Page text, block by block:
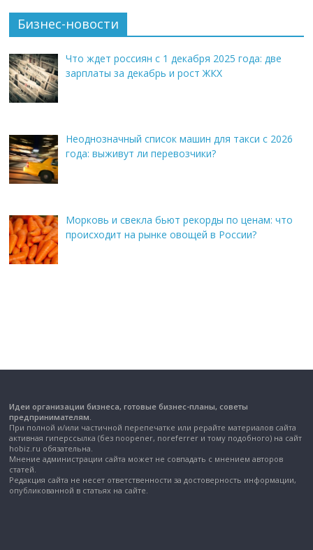
Бизнес-новости
Что ждет россиян с 1 декабря 2025 года: две
зарплаты за декабрь и рост ЖКХ
Неоднозначный список машин для такси с 2026
года: выживут ли перевозчики?
Морковь и свекла бьют рекорды по ценам: что
происходит на рынке овощей в России?
Идеи организации бизнеса, готовые бизнес-планы, советы
предпринимателям.
При полной и/или частичной перепечатке или рерайте материалов сайта
активная гиперссылка (без noopener, noreferrer и тому подобного) на сайт
hobiz.ru обязательна.
Мнение администрации сайта может не совпадать с мнением авторов
статей.
Редакция сайта не несет ответственности за достоверность информации,
опубликованной в статьях на сайте.